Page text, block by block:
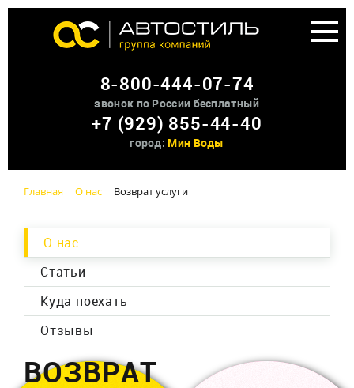
Аренда доп оборудования
О нас
Контакты
8-800-444-07-74
звонок по России бесплатный
+7 (929) 855-44-40
город: Мин Воды
Главная О нас Возврат услуги
О нас
Статьи
Куда поехать
Отзывы
ВОЗВРАТ